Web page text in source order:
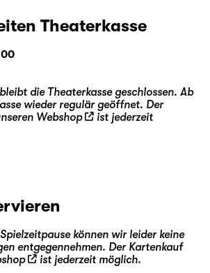
Theaterkasse
die Theaterkasse geschlossen. Ab
wieder regulär geöffnet. Der
Webshop
ist jederzeit
können wir leider keine
entgegennehmen. Der Kartenkauf
ist jederzeit möglich.